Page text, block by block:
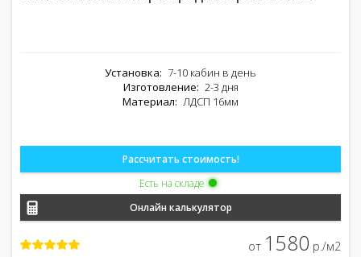
Установка: 7-10 кабин в день
Изготовление: 2-3 дня
Материал: ЛДСП 16мм
Рассчитать стоимость!
Есть на складе
Онлайн калькулятор
от 1580 р./м2